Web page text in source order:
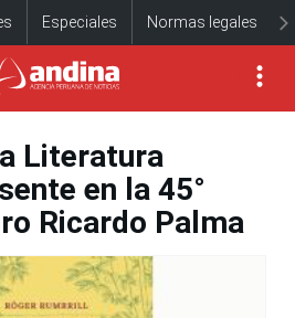
Especiales Normas legales
Literatura
en la 45°
Ricardo Palma